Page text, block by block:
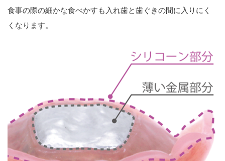
食事の際の細かな食べかすも入れ歯と歯ぐきの間に入りにく
くなります。